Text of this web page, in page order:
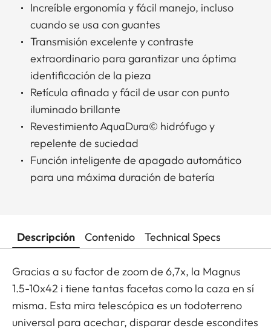
Increíble ergonomía y fácil manejo, incluso
cuando se usa con guantes
Transmisión excelente y contraste
extraordinario para garantizar una óptima
identificación de la pieza
Retícula afinada y fácil de usar con punto
iluminado brillante
Revestimiento AquaDura© hidrófugo y
repelente de suciedad
Función inteligente de apagado automático
para una máxima duración de batería
Descripción Contenido Technical Specs
Gracias a su factor de zoom de 6,7x, la Magnus
1.5-10x42 i tiene tantas facetas como la caza en sí
misma. Esta mira telescópica es un todoterreno
universal para acechar, disparar desde escondites